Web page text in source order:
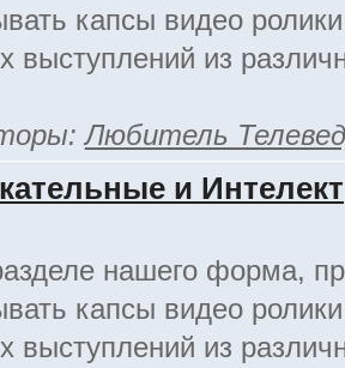
капсы видео
выступлений из
Любитель
и
нашего форма,
капсы видео
выступлений из